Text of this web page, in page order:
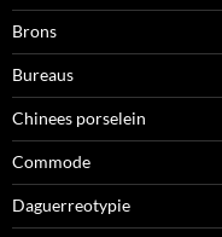
Brons
Bureaus
Chinees porselein
Commode
Daguerreotypie